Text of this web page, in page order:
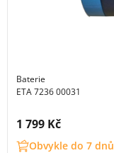
Baterie
ETA 7236 00031
Cena s DPH:
1 799 Kč
Obvykle do 7 dnů